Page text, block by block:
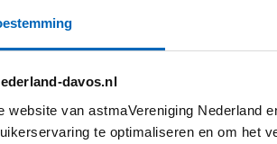
davos.nl
website van astmaVereniging Nederland
te optimaliseren en om het